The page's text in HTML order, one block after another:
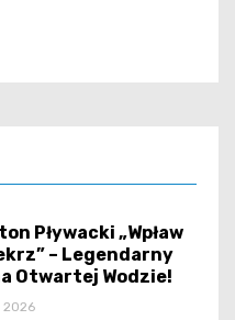
Pływacki „Wpław
– Legendarny
Otwartej Wodzie!